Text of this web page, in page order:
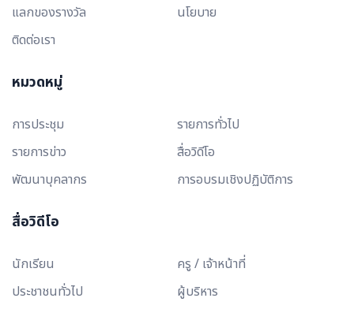
แลกของรางวัล
นโยบาย
ติดต่อเรา
หมวดหมู่
การประชุม
รายการทั่วไป
รายการข่าว
สื่อวิดีโอ
พัฒนาบุคลากร
การอบรมเชิงปฏิบัติการ
สื่อวิดีโอ
นักเรียน
ครู / เจ้าหน้าที่
ประชาชนทั่วไป
ผู้บริหาร